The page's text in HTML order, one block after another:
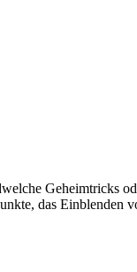
Geheimtricks
das